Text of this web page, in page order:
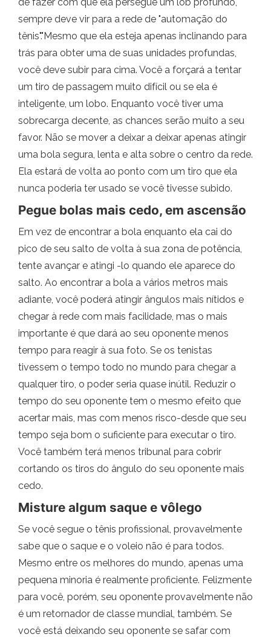
sempre deve vir para a rede de "automação do
tênis"."Mesmo que ela esteja apenas inclinando para
trás para obter uma de suas unidades profundas,
você deve subir para cima. Você a forçará a tentar
um tiro de passagem muito difícil ou se ela é
inteligente, um lobo. Enquanto você tiver uma
sobrecarga decente, as chances serão muito a seu
favor. Não se mover a deixar a deixar apenas atingir
uma bola segura, lenta e alta sobre o centro da rede.
Ela estará de volta ao ponto com um tiro que ela
nunca poderia ter usado se você tivesse subido.
Pegue bolas mais cedo, em ascensão
Em vez de encontrar a bola enquanto ela cai do
pico de seu salto de volta à sua zona de potência,
tente avançar e atingi -lo quando ele aparece do
salto. Ao encontrar a bola a vários metros mais
adiante, você poderá atingir ângulos mais nítidos e
chegar à rede com mais facilidade, mas o mais
importante é que dará ao seu oponente menos
tempo para reagir à sua foto. Se os tenistas
tivessem o tempo todo no mundo para chegar a
qualquer tiro, o poder seria quase inútil. Reduzir o
tempo do seu oponente tem o mesmo efeito que
acertar mais, mas com menos risco-desde que seu
tempo seja bom o suficiente para executar o tiro.
Você também terá menos tribunal para cobrir
cortando os tiros do ângulo do seu oponente mais
cedo.
Misture algum saque e vôlego
Se você segue o tênis profissional, provavelmente
sabe que o saque e o voleio não é para todos.
Mesmo entre os melhores do mundo, apenas uma
pequena minoria é realmente proficiente. Felizmente
para você, porém, seu oponente provavelmente não
é um retornador de classe mundial, também. Se
você está deixando seu oponente se safar com